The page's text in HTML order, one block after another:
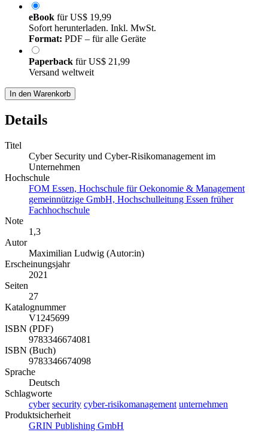
eBook fürUS$ 19,99
Sofort herunterladen. Inkl. MwSt.
Format: PDF – für alle Geräte
Paperback fürUS$ 21,99
Versand weltweit
In den Warenkorb
Details
Titel
Cyber Security und Cyber-Risikomanagement im
Unternehmen
Hochschule
FOM Essen, Hochschule für Oekonomie & Management
gemeinnützige GmbH, Hochschulleitung Essen früher
Fachhochschule
Note
1,3
Autor
Maximilian Ludwig (Autor:in)
Erscheinungsjahr
2021
Seiten
27
Katalognummer
V1245699
ISBN (PDF)
9783346674081
ISBN (Buch)
9783346674098
Sprache
Deutsch
Schlagworte
cyber security cyber-risikomanagement unternehmen
Produktsicherheit
GRIN Publishing GmbH